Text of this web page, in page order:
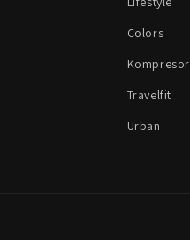
Colors
Kompresor
Travelfit
Urban